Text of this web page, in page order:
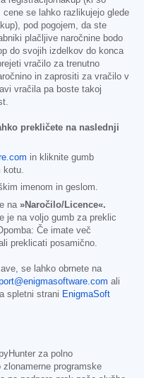
se lahko razlikujejo glede
pod pogojem, da ste
plačljive naročnine bodo
do svojih izdelkov do konca
vračilo za trenutno
in zaprositi za vračilo v
vračila pa boste takoj
prekličete na naslednji
in kliknite gumb
kotu.
imenom in geslom.
na »Naročilo/Licence«.
je na voljo gumb za preklic
Če imate več
preklicati posamično.
se lahko obrnete na
ali
spletni strani EnigmaSoft
za polno
programske